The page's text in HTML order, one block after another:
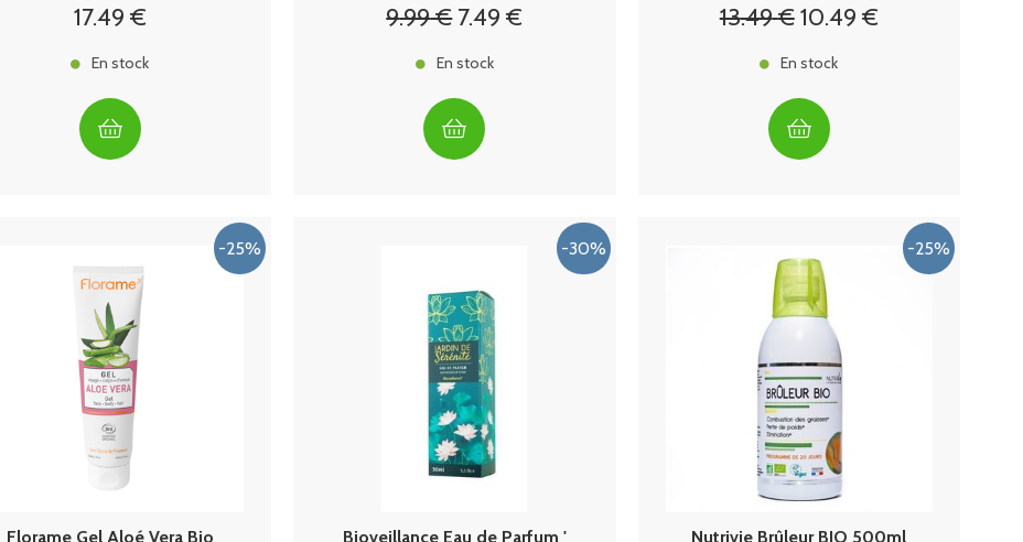
17.49 €
En stock
9.99€ 7.49 €
En stock
13.49€10.49 €
En stock
Florame Gel Aloé Vera Bio Bioveillance Eau de Parfum ' Nutrivie Brûleur BIO 500ml